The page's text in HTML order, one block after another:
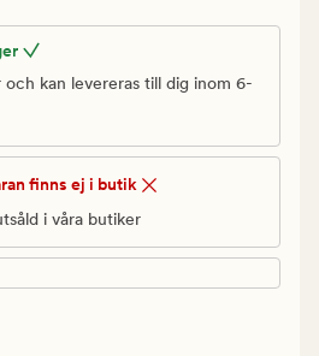
och kan levereras till dig inom 6-
finns ej i butik
i våra butiker